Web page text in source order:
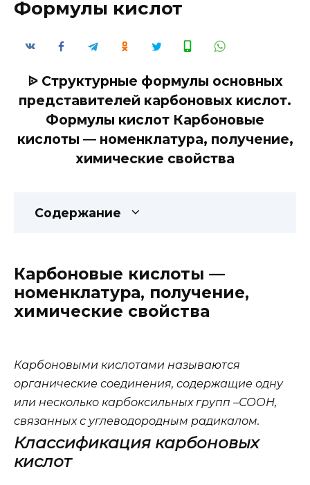
Формулы кислот
ᐉ Структурные формулы основных
представителей карбоновых кислот.
Формулы кислот Карбоновые
кислоты — номенклатура, получение,
химические свойства
Содержание
Карбоновые кислоты —
номенклатура, получение,
химические свойства
Карбоновыми кислотами называются
органические соединения, содержащие одну
или несколько карбоксильных групп –СООН,
связанных с углеводородным радикалом.
Классификация карбоновых
кислот